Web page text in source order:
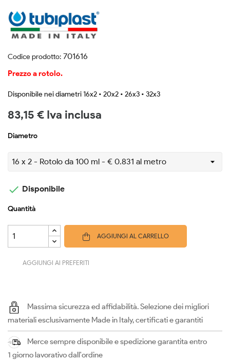
Codice prodotto: 701616
Prezzo a rotolo.
Disponibile nei diametri 16x2 • 20x2 • 26x3 • 32x3
83,15 € Iva inclusa
Diametro
 Disponibile
Quantità
AGGIUNGI AL CARRELLO
AGGIUNGI AI PREFERITI
Massima sicurezza ed affidabilità. Selezione dei migliori
materiali esclusivamente Made in Italy, certificati e garantiti
Merce sempre disponibile e spedizione garantita entro
1 giorno lavorativo dall'ordine